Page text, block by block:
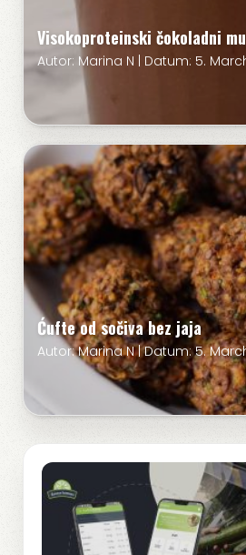
Visokoproteinski čokoladni
Autor: Marina N | Datum: 5.
Ćufte od sočiva bez jaja
Autor: Marina N | Datum: 5.